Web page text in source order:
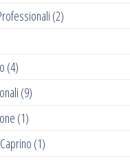
(2)
(4)
(9)
(1)
(1)